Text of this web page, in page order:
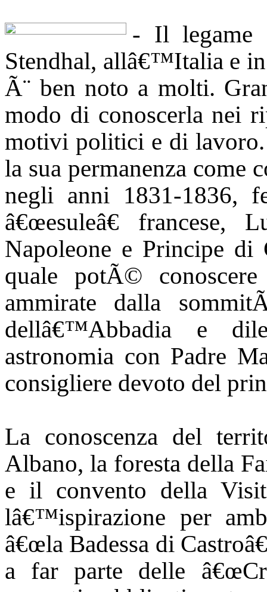
- Il legame
Stendhal, allâ€™Italia e
Ã¨ ben noto a molti.
modo di conoscerla nei
motivi politici e di lavoro.
la sua permanenza come
negli anni 1831-1836,
â€œesuleâ€ francese,
Napoleone e Principe di
quale potÃ©
ammirate dalla
dellâ€™Abbadia e
astronomia con Padre
consigliere devoto del
La conoscenza del
Albano, la foresta della
e il convento della
lâ€™ispirazione per
â€œla Badessa di
a far parte delle